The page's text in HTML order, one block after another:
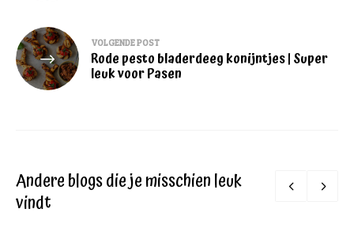
VOLGENDE POST
Rode pesto bladerdeeg konijntjes | Super
leuk voor Pasen
Andere blogs die je misschien leuk
vindt